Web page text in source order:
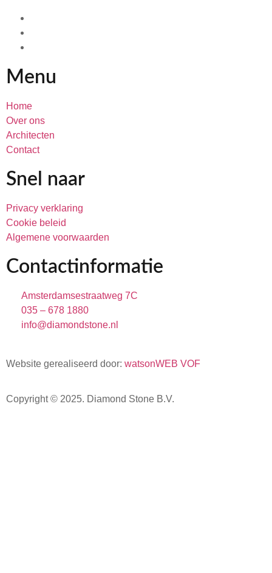
Menu
Home
Over ons
Architecten
Contact
Snel naar
Privacy verklaring
Cookie beleid
Algemene voorwaarden
Contactinformatie
Amsterdamsestraatweg 7C
035 – 678 1880
info@diamondstone.nl
Website gerealiseerd door: watsonWEB VOF
Copyright © 2025. Diamond Stone B.V.